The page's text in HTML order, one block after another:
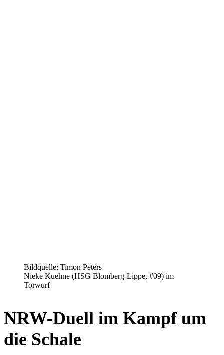
Bildquelle: Timon Peters
Nieke Kuehne (HSG Blomberg-Lippe, #09) im
Torwurf
NRW-Duell im Kampf um
die Schale